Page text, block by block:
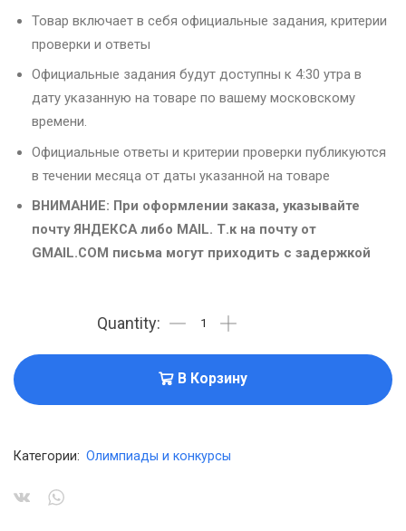
Товар включает в себя официальные задания, критерии
проверки и ответы
Официальные задания будут доступны к 4:30 утра в
дату указанную на товаре по вашему московскому
времени.
Официальные ответы и критерии проверки публикуются
в течении месяца от даты указанной на товаре
ВНИМАНИЕ: При оформлении заказа, указывайте
почту ЯНДЕКСА либо MAIL. Т.к на почту от
GMAIL.COM письма могут приходить с задержкой
В Корзину
Категории: Олимпиады и конкурсы